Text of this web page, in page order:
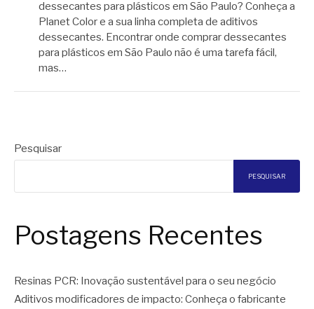
dessecantes para plásticos em São Paulo? Conheça a
Planet Color e a sua linha completa de aditivos
dessecantes. Encontrar onde comprar dessecantes
para plásticos em São Paulo não é uma tarefa fácil,
mas…
Pesquisar
PESQUISAR
Postagens Recentes
Resinas PCR: Inovação sustentável para o seu negócio
Aditivos modificadores de impacto: Conheça o fabricante